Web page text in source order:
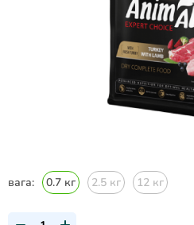
вага: 0.7 кг 2.5 кг 12 кг